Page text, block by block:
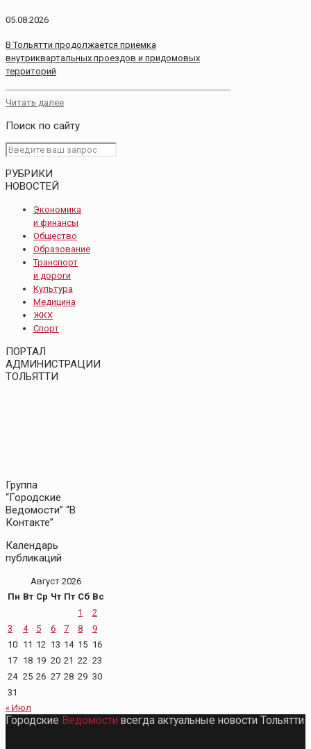
05.08.2026
В Тольятти продолжается приемка
внутриквартальных проездов и придомовых
территорий
Читать далее
Поиск по сайту
РУБРИКИ
НОВОСТЕЙ
Экономика
и финансы
Общество
Образование
Транспорт
и дороги
Культура
Медицина
ЖКХ
Спорт
ПОРТАЛ
АДМИНИСТРАЦИИ
ТОЛЬЯТТИ
Группа
“Городские
Ведомости” “В
Контакте”
Календарь
публикаций
Август 2026
Пн Вт Ср Чт Пт Сб Вс
1
2
3
4 5 6 7 8
9
10 11 12 13 14 15 16
17 18 19 20 21 22 23
24 25 26 27 28 29 30
31
« Июл
Городские Ведомости всегда актуальные новости Тольятти